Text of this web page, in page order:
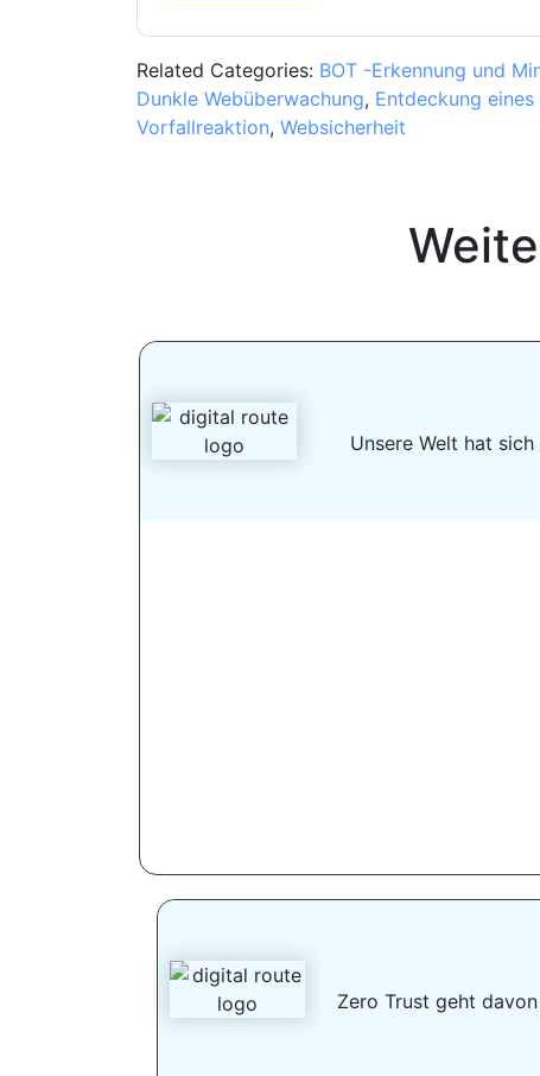
Related Categories: BOT -Erkennung und
Dunkle Webüberwachung, Entdeckung eines
Vorfallreaktion, Websicherheit
Unsere Welt hat
Zero Trust geht